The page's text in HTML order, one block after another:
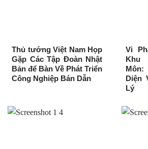
Thủ tướng Việt Nam Họp
Gặp Các Tập Đoàn Nhật
Bản để Bàn Về Phát Triển
Công Nghiệp Bán Dẫn
Vi
Khu
Môn:
Diện
Lý